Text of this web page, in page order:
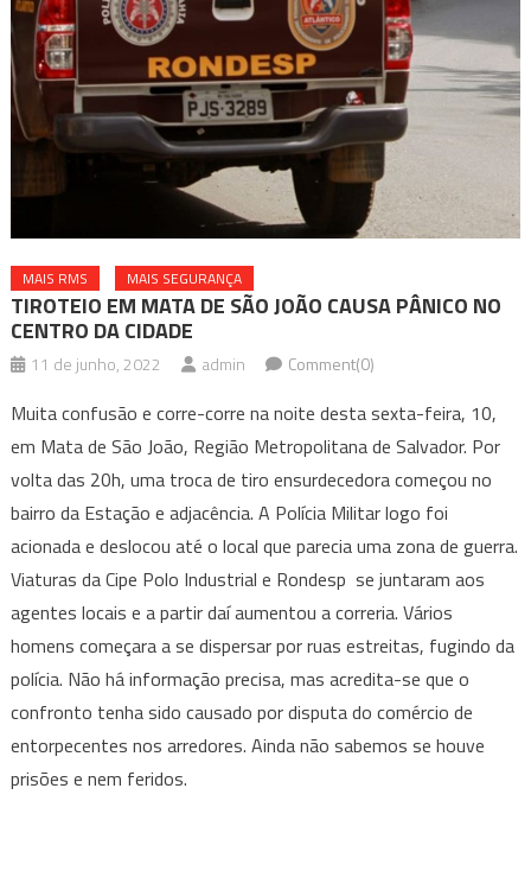
MAIS RMS MAIS SEGURANÇA
TIROTEIO EM MATA DE SÃO JOÃO CAUSA PÂNICO NO
CENTRO DA CIDADE
11 de junho, 2022 admin Comment(0)
Muita confusão e corre-corre na noite desta sexta-feira, 10,
em Mata de São João, Região Metropolitana de Salvador. Por
volta das 20h, uma troca de tiro ensurdecedora começou no
bairro da Estação e adjacência. A Polícia Militar logo foi
acionada e deslocou até o local que parecia uma zona de guerra.
Viaturas da Cipe Polo Industrial e Rondesp se juntaram aos
agentes locais e a partir daí aumentou a correria. Vários
homens começara a se dispersar por ruas estreitas, fugindo da
polícia. Não há informação precisa, mas acredita-se que o
confronto tenha sido causado por disputa do comércio de
entorpecentes nos arredores. Ainda não sabemos se houve
prisões e nem feridos.